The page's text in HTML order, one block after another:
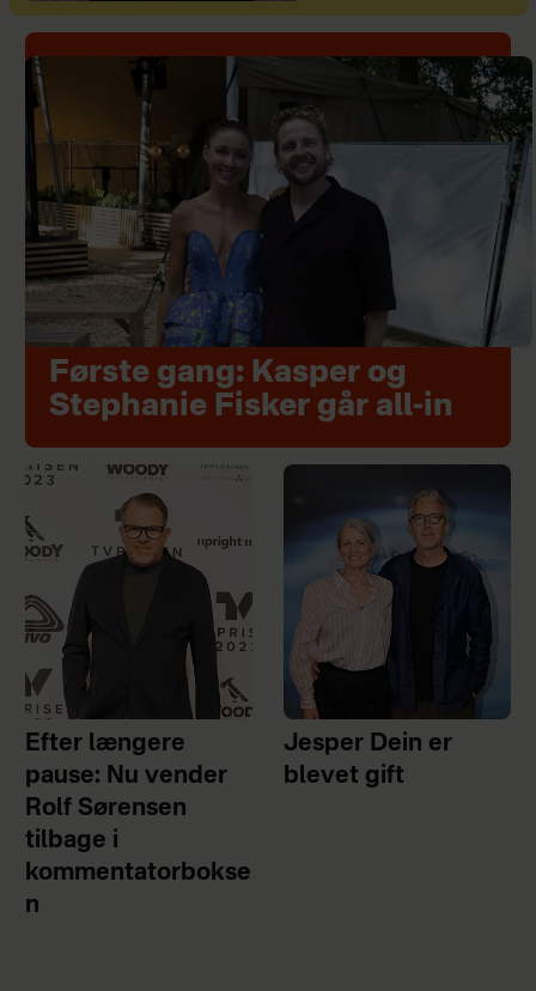
Første gang: Kasper og
Stephanie Fisker går all-in
Efter længere
pause: Nu vender
Rolf Sørensen
tilbage i
kommentatorbokse
n
Jesper Dein er
blevet gift